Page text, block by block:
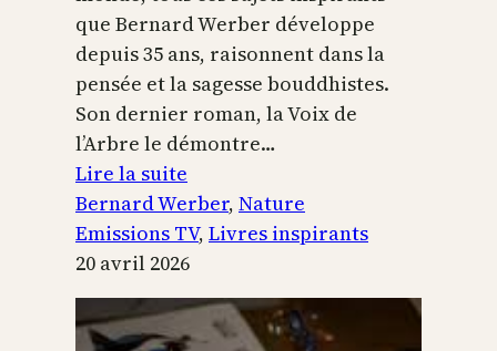
que Bernard Werber développe
depuis 35 ans, raisonnent dans la
pensée et la sagesse bouddhistes.
Son dernier roman, la Voix de
l’Arbre le démontre…
Lire la suite
La
Voix
de
l’arbre
Bernard Werber, Nature
Emissions TV, Livres inspirants
20 avril 2026